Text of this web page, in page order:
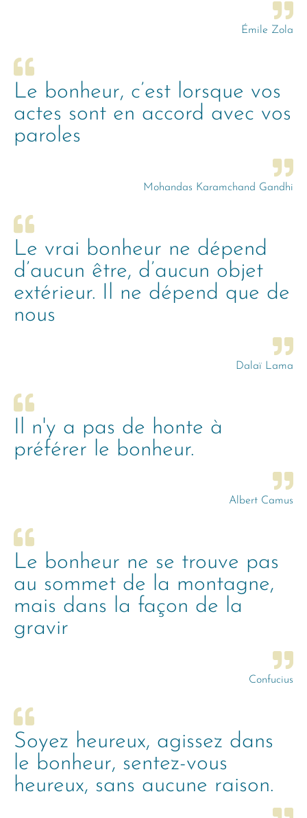
Émile Zola
Le bonheur, c’est lorsque vos
actes sont en accord avec vos
paroles
Mohandas Karamchand Gandhi
Le vrai bonheur ne dépend
d’aucun être, d’aucun objet
extérieur. Il ne dépend que de
nous
Dalaï Lama
Il n'y a pas de honte à
préférer le bonheur.
Albert Camus
Le bonheur ne se trouve pas
au sommet de la montagne,
mais dans la façon de la
gravir
Confucius
Soyez heureux, agissez dans
le bonheur, sentez-vous
heureux, sans aucune raison.